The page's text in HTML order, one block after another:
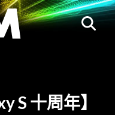
S 十周年】